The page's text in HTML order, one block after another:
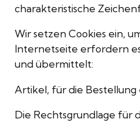
charakteristische
Wir setzen Cookies ein,
Internetseite erfordern
und übermittelt:
Artikel, für die
Die Rechtsgrundlage für